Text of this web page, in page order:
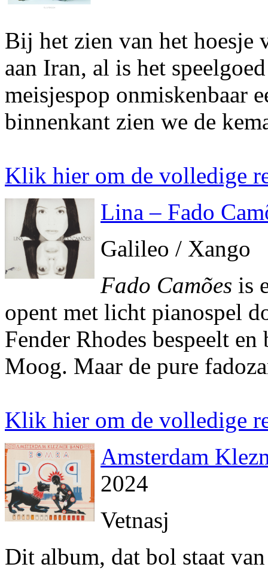
Bij het zien van het hoesje
aan Iran, al is het
meisjespop onmiskenbaar
binnenkant zien we de
Klik hier om de volledige
Lina – Fado
Galileo / Xango
Fado Camões is
opent met licht pianospel
Fender Rhodes bespeelt
Moog. Maar de pure
Klik hier om de volledige
Amsterdam
2024
Vetnasj
Dit album, dat bol staat